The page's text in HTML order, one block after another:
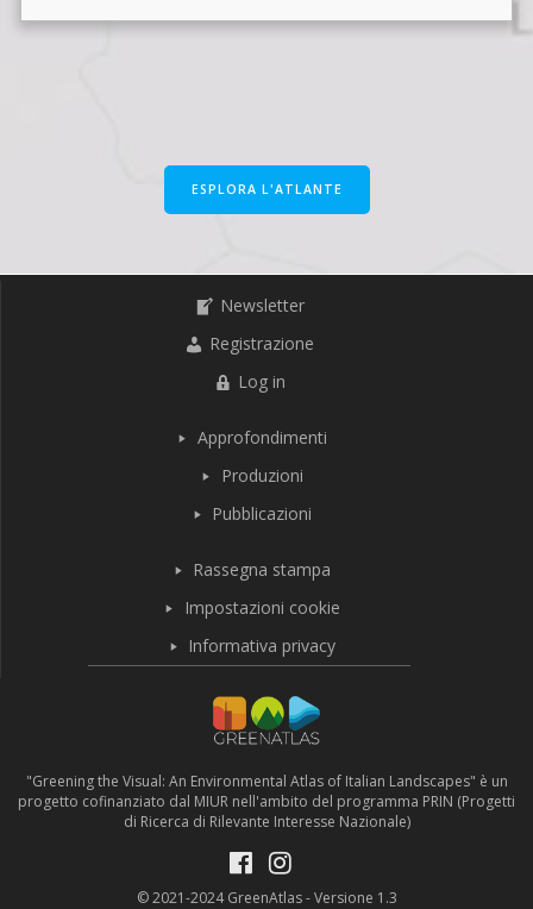
ESPLORA L'ATLANTE
Newsletter
Registrazione
Log in
Approfondimenti
Produzioni
Pubblicazioni
Rassegna stampa
Impostazioni cookie
Informativa privacy
"Greening the Visual: An Environmental Atlas of Italian Landscapes" è un
progetto cofinanziato dal MIUR nell'ambito del programma PRIN (Progetti
di Ricerca di Rilevante Interesse Nazionale)
© 2021-2024 GreenAtlas - Versione 1.3